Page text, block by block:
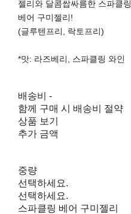
젤리와 달콤쌉싸름한 스파클링
베어 구미젤리!
(글루텐프리, 락토프리)
*맛: 라즈베리, 스파클링 와인
배송비 -
함께 구매 시 배송비 절약
상품 보기
추가 금액
중량
선택하세요.
선택하세요.
스파클링 베어 구미젤리